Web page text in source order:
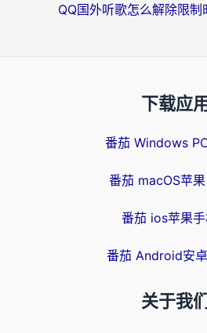
下载应用
番茄 Windows
番茄 macOS苹
番茄 ios苹果
番茄 Android安
关于我们